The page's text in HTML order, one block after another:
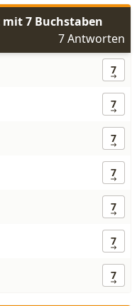
7 Buchstaben
7 Antworten
7
7
7
7
7
7
7